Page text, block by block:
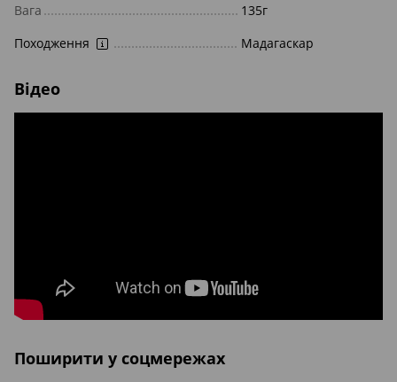
Вага
135г
Походження
Мадагаскар
Відео
Поширити у соцмережах